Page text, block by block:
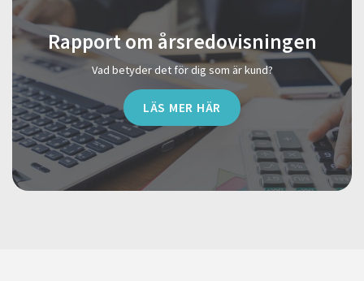
Rapport om årsredovisningen
Vad betyder det för dig som är kund?
LÄS MER HÄR